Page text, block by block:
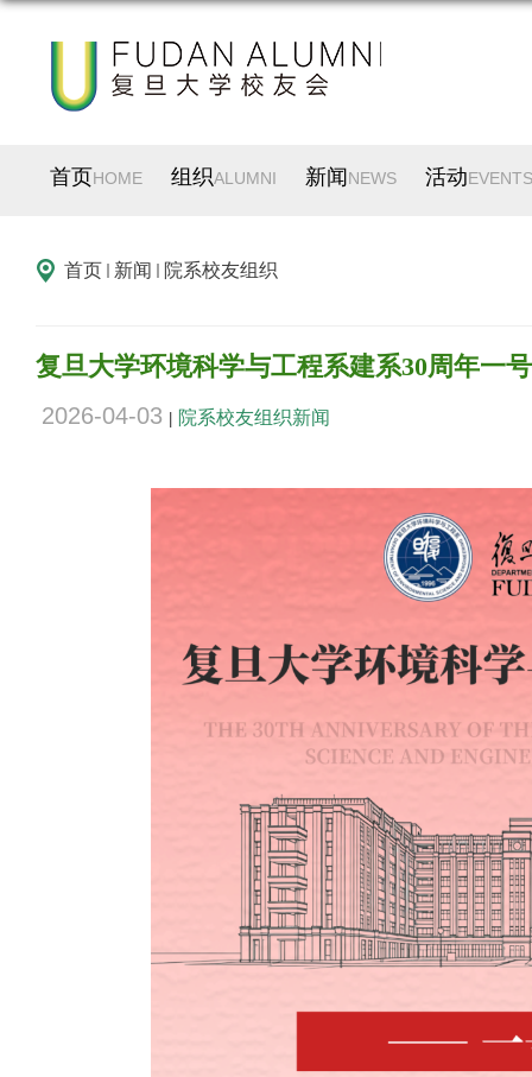
首页HOME 组织ALUMNI 新闻 NEWS 活动EVENTS
首页 新闻 院系校友组织
复旦大学环境科学与工程系建系30周年一
2026-04-03 院系校友组织新闻